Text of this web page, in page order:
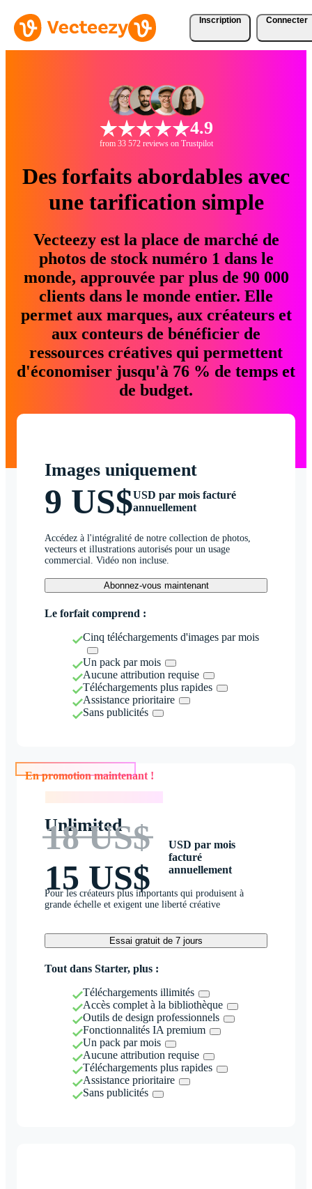
Inscription Connecter
4.9
from 33 572 reviews on Trustpilot
Des forfaits abordables avec
une tarification simple
Vecteezy est la place de marché de
photos de stock numéro 1 dans le
monde, approuvée par plus de 90 000
clients dans le monde entier. Elle
permet aux marques, aux créateurs et
aux conteurs de bénéficier de
ressources créatives qui permettent
d'économiser jusqu'à 76 % de temps et
de budget.
Images uniquement
9 US$USD par mois facturé
annuellement
Accédez à l'intégralité de notre collection de photos,
vecteurs et illustrations autorisés pour un usage
commercial. Vidéo non incluse.
Abonnez-vous maintenant
Le forfait comprend :
Cinq téléchargements d'images par mois
Un pack par mois
Aucune attribution requise
Téléchargements plus rapides
Assistance prioritaire
Sans publicités
En promotion maintenant !
Unlimited
18 US$
15 US$
USD par mois
facturé
annuellement
Pour les créateurs plus importants qui produisent à
grande échelle et exigent une liberté créative
Essai gratuit de 7 jours
Tout dans Starter, plus :
Téléchargements illimités
Accès complet à la bibliothèque
Outils de design professionnels
Fonctionnalités IA premium
Un pack par mois
Aucune attribution requise
Téléchargements plus rapides
Assistance prioritaire
Sans publicités